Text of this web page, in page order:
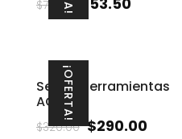
$70.00
¡OFERTA!
Set de herramientas
AQUILES
$320.00 $290.00